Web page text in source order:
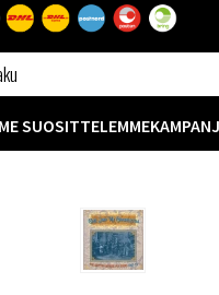
ME SUOSITTELEMME